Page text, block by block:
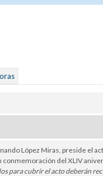
López Miras, preside el
conmemoración del XLIV
para cubrir el acto deberán